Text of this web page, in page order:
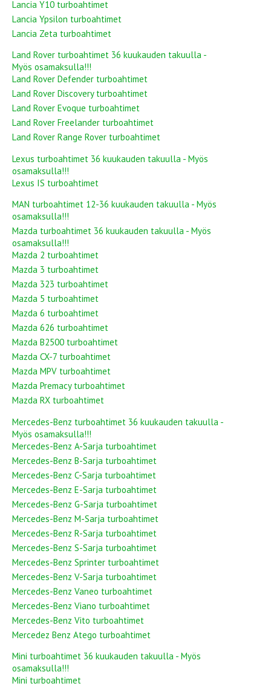
Lancia Y10 turboahtimet
Lancia Ypsilon turboahtimet
Lancia Zeta turboahtimet
Land Rover turboahtimet 36 kuukauden takuulla -
Myös osamaksulla!!!
Land Rover Defender turboahtimet
Land Rover Discovery turboahtimet
Land Rover Evoque turboahtimet
Land Rover Freelander turboahtimet
Land Rover Range Rover turboahtimet
Lexus turboahtimet 36 kuukauden takuulla - Myös
osamaksulla!!!
Lexus IS turboahtimet
MAN turboahtimet 12-36 kuukauden takuulla - Myös
osamaksulla!!!
Mazda turboahtimet 36 kuukauden takuulla - Myös
osamaksulla!!!
Mazda 2 turboahtimet
Mazda 3 turboahtimet
Mazda 323 turboahtimet
Mazda 5 turboahtimet
Mazda 6 turboahtimet
Mazda 626 turboahtimet
Mazda B2500 turboahtimet
Mazda CX-7 turboahtimet
Mazda MPV turboahtimet
Mazda Premacy turboahtimet
Mazda RX turboahtimet
Mercedes-Benz turboahtimet 36 kuukauden takuulla -
Myös osamaksulla!!!
Mercedes-Benz A-Sarja turboahtimet
Mercedes-Benz B-Sarja turboahtimet
Mercedes-Benz C-Sarja turboahtimet
Mercedes-Benz E-Sarja turboahtimet
Mercedes-Benz G-Sarja turboahtimet
Mercedes-Benz M-Sarja turboahtimet
Mercedes-Benz R-Sarja turboahtimet
Mercedes-Benz S-Sarja turboahtimet
Mercedes-Benz Sprinter turboahtimet
Mercedes-Benz V-Sarja turboahtimet
Mercedes-Benz Vaneo turboahtimet
Mercedes-Benz Viano turboahtimet
Mercedes-Benz Vito turboahtimet
Mercedez Benz Atego turboahtimet
Mini turboahtimet 36 kuukauden takuulla - Myös
osamaksulla!!!
Mini turboahtimet